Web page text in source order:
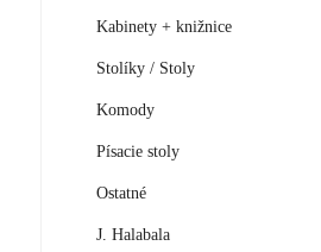
Kabinety + knižnice
Stolíky / Stoly
Komody
Písacie stoly
Ostatné
J. Halabala